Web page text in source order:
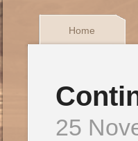
Home
25